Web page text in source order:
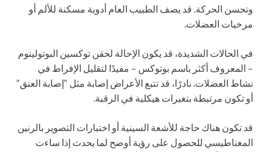
وتحسن الحركة. قد يصف الطبيب العام أدوية مسكنة للألم أو
مرخيات العضلات.
في الحالات الشديدة، قد يكون الإحالة لحقن توكسين البوتولينوم
– المعروف أكثر باسم بوتوكس – مفيدًا لتقليل الإفراط في
نشاط العضلات. نادرًا، قد تتبع الأعراض إصابة مثل “إصابة العنق”
أو تكون مرتبطة بتغيرات هيكلية في الرقبة.
قد تكون هناك حاجة للأشعة السينية أو اختبارات التصوير بالرنين
المغناطيسي للحصول على رؤية أوضح لما يحدث إذا ساءت